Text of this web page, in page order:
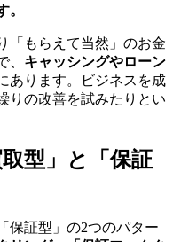
。
「もらえて当然」のお金
、 キャッシングやローン
あります。ビジネスを成
りの改善を試みたりとい
取型」と「保証
保証型」の2つのパター